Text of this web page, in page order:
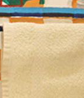
Suche